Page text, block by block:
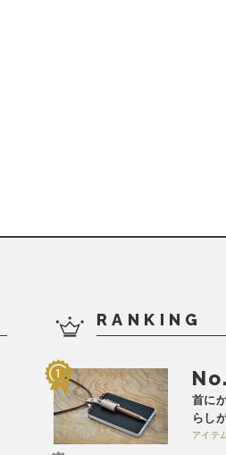
RANKING
首に
らし
アイテ